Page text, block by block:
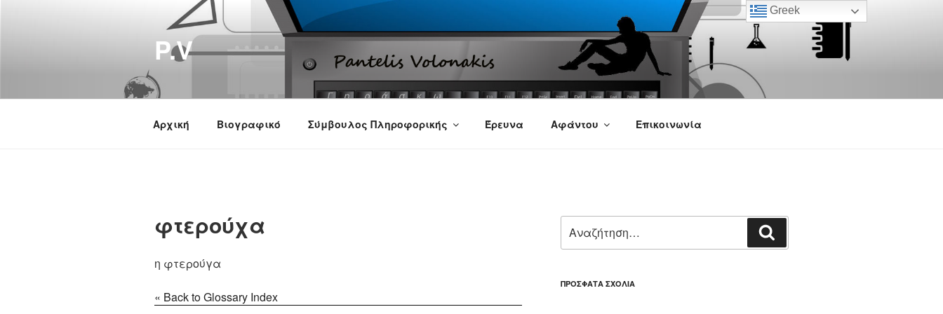
P.V
Αρχική Βιογραφικό Σύμβουλος Πληροφορικής Έρευνα Αφάντου Επικοινωνία
φτερούχα
η φτερούγα
« Back to Glossary Index
για:
ΠΡΌΣΦΑΤΑ ΣΧΌΛΙΑ
Greek